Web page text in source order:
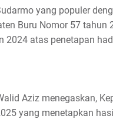
yang populer
Buru Nomor 57
2024 atas penetapan
Aziz menegaskan,
yang menetapkan